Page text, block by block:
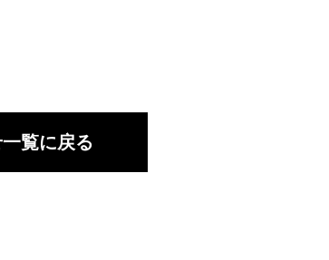
覧に戻る